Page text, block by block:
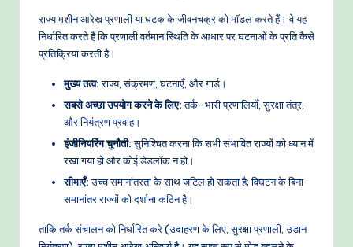
राज्य मशीन आरेख प्रणाली या घटक के जीवनचक्र को मॉडल करते हैं। वे यह
निर्धारित करते हैं कि प्रणाली वर्तमान स्थिति के आधार पर घटनाओं के प्रति कैसे
प्रतिक्रिया करती है।
मुख्य तत्व:राज्य, संक्रमण, घटनाएँ, और गार्ड।
सबसे अच्छा उपयोग करने के लिए:तर्क-भारी प्रणालियाँ, सुरक्षा तंत्र,
और नियंत्रण प्रवाह।
इंजीनियरिंग चुनौती:सुनिश्चित करना कि सभी संभावित राज्यों को ध्यान में
रखा गया हो और कोई डेडलॉक न हो।
सीमाएँ:उच्च समानांतरता के साथ जटिल हो सकता है; विघटन के बिना
समानांतर राज्यों को दर्शाना कठिन है।
ताकि तर्क संचालन को निर्धारित करे (उदाहरण के लिए, सुरक्षा प्रणाली, उड़ान